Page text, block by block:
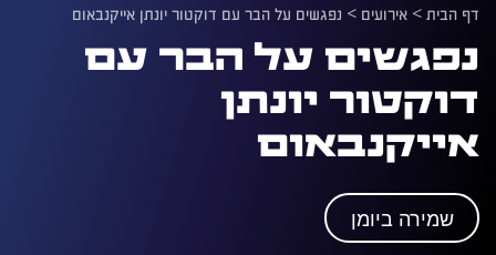
דף הבית> אירועים > נפגשים על הבר עם דוקטור יונתן אייקנבאום
נפגשים על הבר עם
דוקטור יונתן
אייקנבאום
שמירה ביומן